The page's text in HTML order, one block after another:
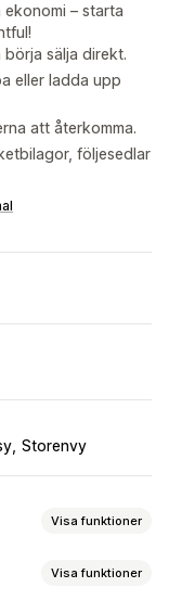
– starta
sälja direkt.
eller ladda upp
att återkomma.
följesedlar
Storenvy
Visa funktioner
Visa funktioner